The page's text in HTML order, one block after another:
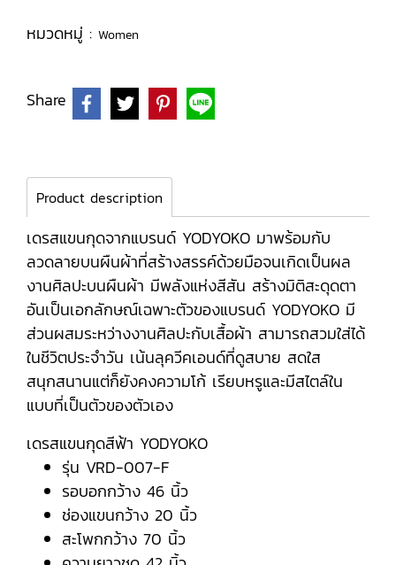
หมวดหมู่ : Women
Share
Product description
เดรสแขนกุดจากแบรนด์ YODYOKO มาพร้อมกับ
ลวดลายบนผืนผ้าที่สร้างสรรค์ด้วยมือจนเกิดเป็นผล
งานศิลปะบนผืนผ้า มีพลังแห่งสีสัน สร้างมิติสะดุดตา
อันเป็นเอกลักษณ์เฉพาะตัวของแบรนด์ YODYOKO มี
ส่วนผสมระหว่างงานศิลปะกับเสื้อผ้า สามารถสวมใส่ได้
ในชีวิตประจำวัน เน้นลุควีคเอนด์ที่ดูสบาย สดใส
สนุกสนานแต่ก็ยังคงความโก้ เรียบหรูและมีสไตล์ใน
แบบที่เป็นตัวของตัวเอง
เดรสแขนกุดสีฟ้า YODYOKO
รุ่น VRD-007-F
รอบอกกว้าง 46 นิ้ว
ช่องแขนกว้าง 20 นิ้ว
สะโพกกว้าง 70 นิ้ว